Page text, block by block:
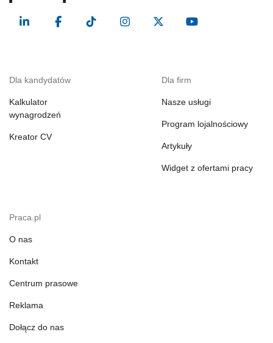
Dla kandydatów
Kalkulator
wynagrodzeń
Kreator CV
Dla firm
Nasze usługi
Program lojalnościowy
Artykuły
Widget z ofertami pracy
Praca.pl
O nas
Kontakt
Centrum prasowe
Reklama
Dołącz do nas